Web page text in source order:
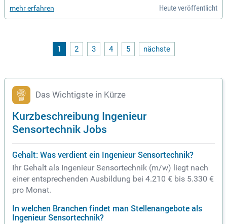
em Projektleiter und den Systemingenieuren
mehr erfahren Heute veröffentlicht
1 2 3 4 5 nächste
Das Wichtigste in Kürze
Kurzbeschreibung Ingenieur
Sensortechnik Jobs
Gehalt: Was verdient ein Ingenieur Sensortechnik?
Ihr Gehalt als Ingenieur Sensortechnik (m/w) liegt nach
einer entsprechenden Ausbildung bei 4.210 € bis 5.330 €
pro Monat.
In welchen Branchen findet man Stellenangebote als
Ingenieur Sensortechnik?